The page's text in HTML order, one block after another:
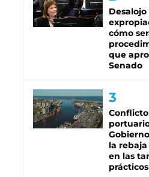
cómo
que
Senado
Conflicto
la rebaja
en las
prácticos